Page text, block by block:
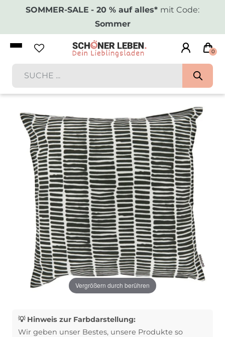
SOMMER-SALE - 20 % auf alles* mit Code:
Sommer
0
Vergrößern durch berühren
💡 Hinweis zur Farbdarstellung:
Wir geben unser Bestes, unsere Produkte so